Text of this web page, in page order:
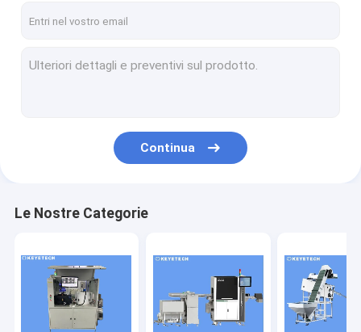
Continua
Le Nostre Categorie